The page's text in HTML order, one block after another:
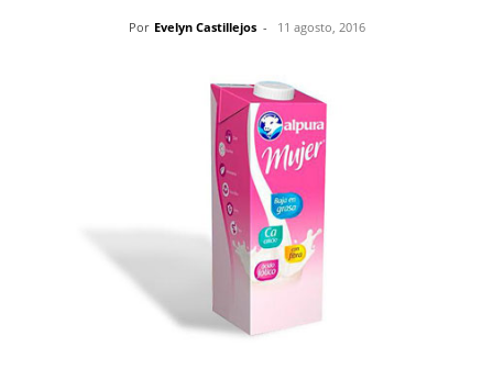
Por Evelyn Castillejos - 11 agosto, 2016